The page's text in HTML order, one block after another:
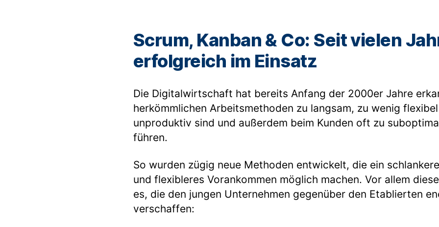
Scrum, Kanban & Co: Seit vielen
erfolgreich im Einsatz
Die Digitalwirtschaft hat bereits Anfang der 2000er Jahre
herkömmlichen Arbeitsmethoden zu langsam, zu wenig
unproduktiv sind und außerdem beim Kunden oft zu
führen.
So wurden zügig neue Methoden entwickelt, die ein
und flexibleres Vorankommen möglich machen. Vor allem
es, die den jungen Unternehmen gegenüber den Etablierten
verschaffen: